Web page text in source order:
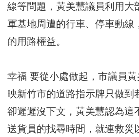
線等問題，黃美慧議員利用大
軍基地周遭的行車、停車動線
的用路權益。
幸福 要從小處做起，市議員
映新竹市的道路指示牌只做到
卻遲遲沒下文，黃美慧認為這
送貨員的找尋時間，就連救災